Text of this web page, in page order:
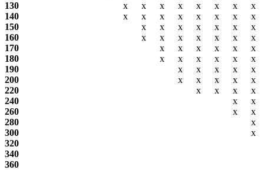
130
х х х х х х х
х
140
х х х х х х х
х
150
х х х х х х
х
160
х х х х х х
х
170
х х х х х
х
180
х х х х х
х
190
х х х х
х
200
х х х х
х
220
х х х
х
240
х
х
260
х
х
280
х
300
х
320
340
360